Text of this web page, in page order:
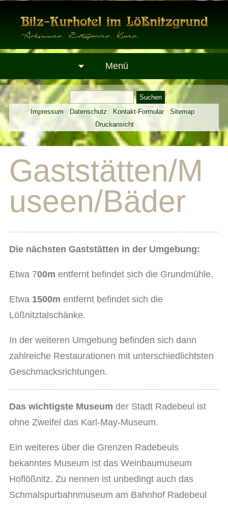
Menü
Impressum Datenschutz Kontakt-Formular
Sitemap
Druckansicht
Gaststätten/M
useen/Bäder
Die nächsten Gaststätten in der Umgebung:
Etwa 700m entfernt befindet sich die Grundmühle.
Etwa 1500m entfernt befindet sich die
Lößnitztalschänke.
In der weiteren Umgebung befinden sich dann
zahlreiche Restaurationen mit unterschiedlichtsten
Geschmacksrichtungen.
Das wichtigste Museum der Stadt Radebeul ist
ohne Zweifel das Karl-May-Museum.
Ein weiteres über die Grenzen Radebeuls
bekanntes Museum ist das Weinbaumuseum
Hoflößnitz. Zu nennen ist unbedingt auch das
Schmalspurbahnmuseum am Bahnhof Radebeul